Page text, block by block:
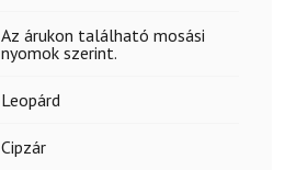
Az árukon található mosási
nyomok szerint.
Leopárd
Cipzár